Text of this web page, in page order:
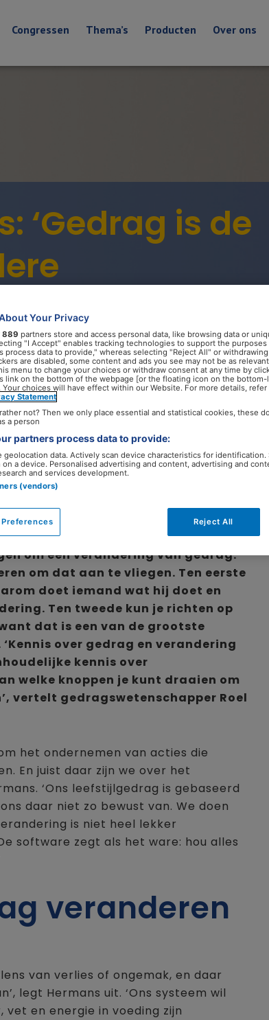
Congressen Thema’s Producten Over ons
‘Gedrag is de
15 mei 2023
om een verandering van gedrag.
om dat aan te vliegen. Ten eerste
doet iemand wat hij doet en
Ten tweede kun je richten op
dat is een van de grootste
over gedrag en verandering
kennis over
welke knoppen je kunt draaien om
vertelt gedragswetenschapper Roel
het ondernemen van acties die
En juist daar zijn we over het
‘Ons leefstijlgedrag is gebaseerd
daar niet zo bewust van. We doen
is niet heel lekker
software zegt als het ware: hou alles
veranderen
van verlies of ongemak, en daar
legt Hermans uit. ‘Ons systeem wil
en energie in voeding zijn
Your Privacy
889 partners store and access personal data, like browsing data or
"I Accept" enables tracking technologies to support the
process data to provide," whereas selecting "Reject All" or
are disabled, some content and ads you see may not be as
menu to change your choices or withdraw consent at any time by
link on the bottom of the webpage [or the floating icon on the
Your choices will have effect within our Website. For more details, refer
Statement
not? Then we only place essential and statistical cookies, these
a person
partners process data to provide:
geolocation data. Actively scan device characteristics for identification.
on a device. Personalised advertising and content, advertising and
and services development.
(vendors)
Reject All
Preferences